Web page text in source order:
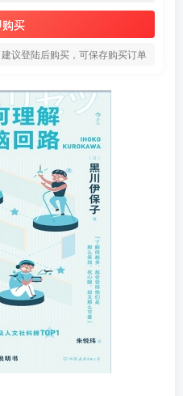
买
议登陆后购买，可保存购买订单